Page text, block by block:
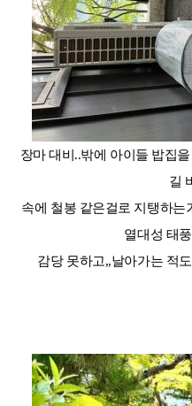
장마 대비..밖에 아이들 밥집
길
속에 철봉 같은걸로 지탱하는
열대성 태
감당 못하고,,날아가는 적